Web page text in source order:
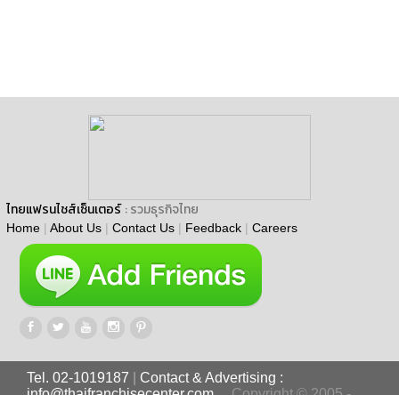
ไทยแฟรนไชส์เซ็นเตอร์ : รวมธุรกิจไทย
Home | About Us | Contact Us | Feedback | Careers
Tel. 02-1019187
Contact & Advertising :